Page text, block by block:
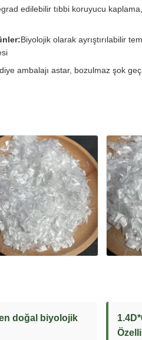
edilebilir tıbbi koruyucu
Biyolojik olarak ayrıştırılabilir
ambalajı astar, bozulmaz şok
doğal biyolojik